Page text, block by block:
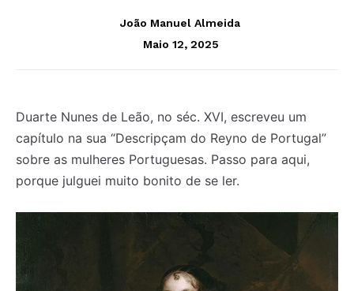
João Manuel Almeida
Maio 12, 2025
Duarte Nunes de Leão, no séc. XVI, escreveu um
capítulo na sua “Descripçam do Reyno de Portugal”
sobre as mulheres Portuguesas. Passo para aqui,
porque julguei muito bonito de se ler.